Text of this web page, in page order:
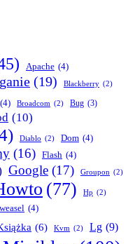
Apache (4)
(19) Blackberry (2)
(4) Broadcom (2) Bug (3)
(10)
Diablo (2) Dom (4)
(16) Flash (4)
Google (17) Groupon (2)
(77) Hp (2)
(4)
(6) Kvm (2) Lg (9)